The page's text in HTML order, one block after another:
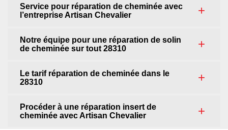
Service pour réparation de cheminée avec
l’entreprise Artisan Chevalier
Notre équipe pour une réparation de solin
de cheminée sur tout 28310
Le tarif réparation de cheminée dans le
28310
Procéder à une réparation insert de
cheminée avec Artisan Chevalier